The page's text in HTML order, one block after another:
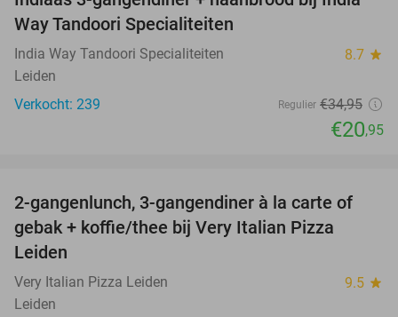
Way Tandoori Specialiteiten
India Way Tandoori Specialiteiten 8.7 star
Leiden
Verkocht: 239
Regulier €34,95
€20,95
38%
2-gangenlunch, 3-gangendiner à la carte of
gebak + koffie/thee bij Very Italian Pizza
Leiden
Very Italian Pizza Leiden 9.5 star
Leiden